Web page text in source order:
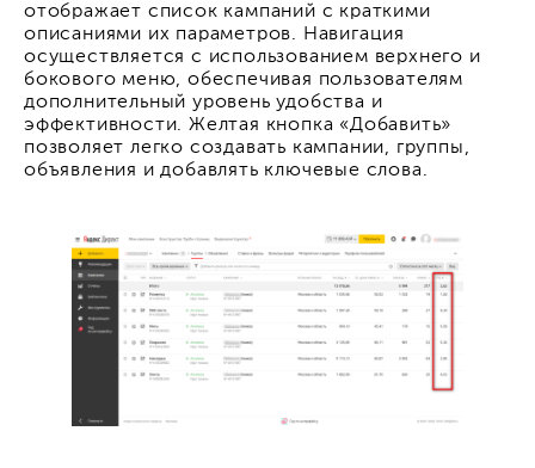
отображает список кампаний с краткими
описаниями их параметров. Навигация
осуществляется с использованием верхнего и
бокового меню, обеспечивая пользователям
дополнительный уровень удобства и
эффективности. Желтая кнопка «Добавить»
позволяет легко создавать кампании, группы,
объявления и добавлять ключевые слова.